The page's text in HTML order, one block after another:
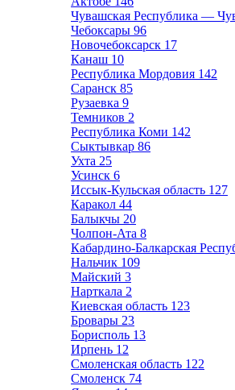
Чувашская Республика —
Чебоксары 96
Новочебоксарск 17
Канаш 10
Республика Мордовия 142
Саранск 85
Рузаевка 9
Темников 2
Республика Коми 142
Сыктывкар 86
Ухта 25
Усинск 6
Иссык-Кульская область 127
Каракол 44
Балыкчы 20
Чолпон-Ата 8
Кабардино-Балкарская
Нальчик 109
Майский 3
Нарткала 2
Киевская область 123
Бровары 23
Борисполь 13
Ирпень 12
Смоленская область 122
Смоленск 74